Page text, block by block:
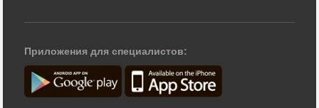
Приложения для специалистов: